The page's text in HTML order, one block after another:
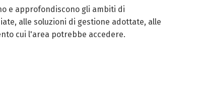
e approfondiscono gli ambiti di
alle soluzioni di gestione adottate, alle
cui l'area potrebbe accedere.